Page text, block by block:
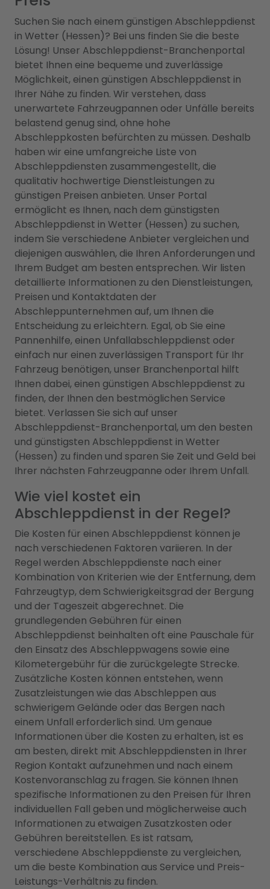
Suchen Sie nach einem günstigen Abschleppdienst
in Wetter (Hessen)? Bei uns finden Sie die beste
Lösung! Unser Abschleppdienst-Branchenportal
bietet Ihnen eine bequeme und zuverlässige
Möglichkeit, einen günstigen Abschleppdienst in
Ihrer Nähe zu finden. Wir verstehen, dass
unerwartete Fahrzeugpannen oder Unfälle bereits
belastend genug sind, ohne hohe
Abschleppkosten befürchten zu müssen. Deshalb
haben wir eine umfangreiche Liste von
Abschleppdiensten zusammengestellt, die
qualitativ hochwertige Dienstleistungen zu
günstigen Preisen anbieten. Unser Portal
ermöglicht es Ihnen, nach dem günstigsten
Abschleppdienst in Wetter (Hessen) zu suchen,
indem Sie verschiedene Anbieter vergleichen und
diejenigen auswählen, die Ihren Anforderungen und
Ihrem Budget am besten entsprechen. Wir listen
detaillierte Informationen zu den Dienstleistungen,
Preisen und Kontaktdaten der
Abschleppunternehmen auf, um Ihnen die
Entscheidung zu erleichtern. Egal, ob Sie eine
Pannenhilfe, einen Unfallabschleppdienst oder
einfach nur einen zuverlässigen Transport für Ihr
Fahrzeug benötigen, unser Branchenportal hilft
Ihnen dabei, einen günstigen Abschleppdienst zu
finden, der Ihnen den bestmöglichen Service
bietet. Verlassen Sie sich auf unser
Abschleppdienst-Branchenportal, um den besten
und günstigsten Abschleppdienst in Wetter
(Hessen) zu finden und sparen Sie Zeit und Geld bei
Ihrer nächsten Fahrzeugpanne oder Ihrem Unfall.
Wie viel kostet ein
Abschleppdienst in der Regel?
Die Kosten für einen Abschleppdienst können je
nach verschiedenen Faktoren variieren. In der
Regel werden Abschleppdienste nach einer
Kombination von Kriterien wie der Entfernung, dem
Fahrzeugtyp, dem Schwierigkeitsgrad der Bergung
und der Tageszeit abgerechnet. Die
grundlegenden Gebühren für einen
Abschleppdienst beinhalten oft eine Pauschale für
den Einsatz des Abschleppwagens sowie eine
Kilometergebühr für die zurückgelegte Strecke.
Zusätzliche Kosten können entstehen, wenn
Zusatzleistungen wie das Abschleppen aus
schwierigem Gelände oder das Bergen nach
einem Unfall erforderlich sind. Um genaue
Informationen über die Kosten zu erhalten, ist es
am besten, direkt mit Abschleppdiensten in Ihrer
Region Kontakt aufzunehmen und nach einem
Kostenvoranschlag zu fragen. Sie können Ihnen
spezifische Informationen zu den Preisen für Ihren
individuellen Fall geben und möglicherweise auch
Informationen zu etwaigen Zusatzkosten oder
Gebühren bereitstellen. Es ist ratsam,
verschiedene Abschleppdienste zu vergleichen,
um die beste Kombination aus Service und Preis-
Leistungs-Verhältnis zu finden.